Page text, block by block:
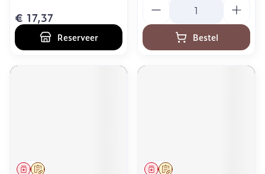
€ 17,37
Reserveer Bestel
Op voorschrift
Geneesmiddel Op voorschrift
Geneesmiddel